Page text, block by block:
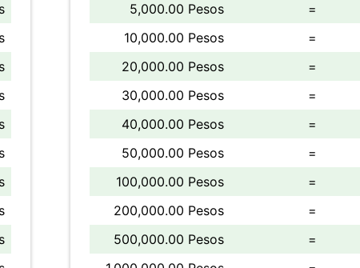
5,000.00 Pesos
=
10,000.00 Pesos
=
20,000.00 Pesos
=
30,000.00 Pesos
=
40,000.00 Pesos
=
50,000.00 Pesos
=
100,000.00 Pesos
=
200,000.00 Pesos
=
500,000.00 Pesos
=